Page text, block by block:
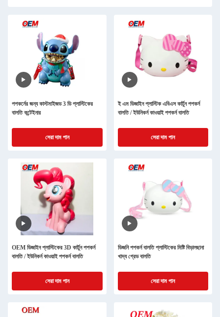
পপকর্নের জন্য কাস্টমাইজড 3 ডি প্লাস্টিকের
বালতি কন্টেইনার
সেরা দাম পান
ই এম ডিজাইন প্লাস্টিক এবিএস কার্টুন পপকর্ন
বালতি / ইউনিকর্ন কাওয়াই পপকর্ন বালতি
সেরা দাম পান
OEM ডিজাইন প্লাস্টিকের 3D কার্টুন পপকর্ন
বালতি / ইউনিকর্ন কাওয়াই পপকর্ন বালতি
সেরা দাম পান
ডিজনি পপকর্ন বালতি প্লাস্টিকের মিষ্টি বিড়ালছানা
খাদ্য গ্রেড বালতি
সেরা দাম পান